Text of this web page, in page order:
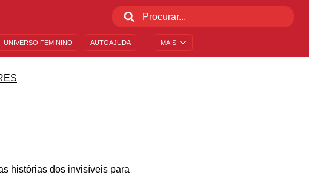
MAIS
UNIVERSO FEMININO AUTOAJUDA
histórias dos invisíveis para